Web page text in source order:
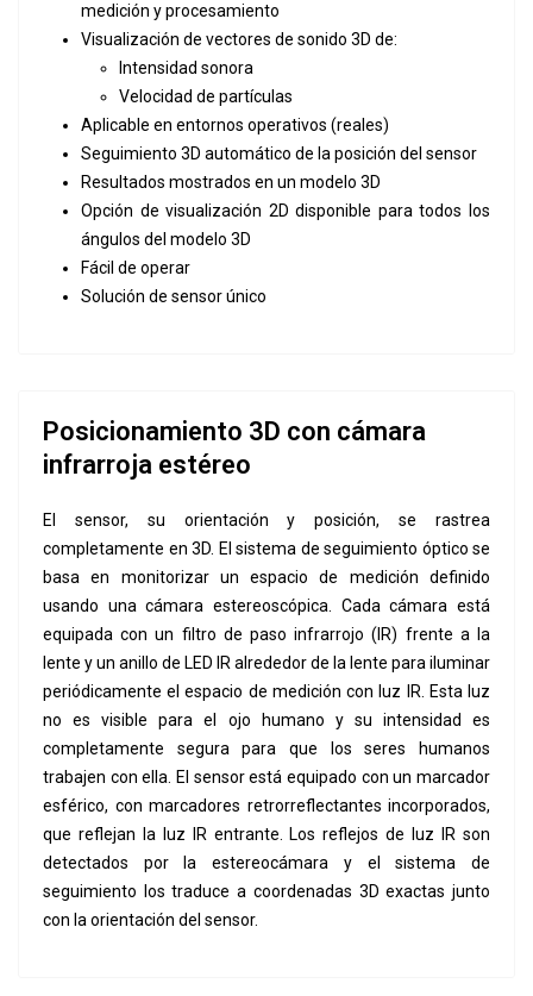
medición y procesamiento
Visualización de vectores de sonido 3D de:
Intensidad sonora
Velocidad de partículas
Aplicable en entornos operativos (reales)
Seguimiento 3D automático de la posición del sensor
Resultados mostrados en un modelo 3D
Opción de visualización 2D disponible para todos los
ángulos del modelo 3D
Fácil de operar
Solución de sensor único
Posicionamiento 3D con cámara
infrarroja estéreo
El sensor, su orientación y posición, se rastrea
completamente en 3D. El sistema de seguimiento óptico se
basa en monitorizar un espacio de medición definido
usando una cámara estereoscópica. Cada cámara está
equipada con un filtro de paso infrarrojo (IR) frente a la
lente y un anillo de LED IR alrededor de la lente para iluminar
periódicamente el espacio de medición con luz IR. Esta luz
no es visible para el ojo humano y su intensidad es
completamente segura para que los seres humanos
trabajen con ella. El sensor está equipado con un marcador
esférico, con marcadores retrorreflectantes incorporados,
que reflejan la luz IR entrante. Los reflejos de luz IR son
detectados por la estereocámara y el sistema de
seguimiento los traduce a coordenadas 3D exactas junto
con la orientación del sensor.